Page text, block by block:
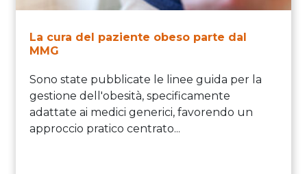
La cura del paziente obeso parte dal
MMG
Sono state pubblicate le linee guida per la
gestione dell'obesità, specificamente
adattate ai medici generici, favorendo un
approccio pratico centrato...